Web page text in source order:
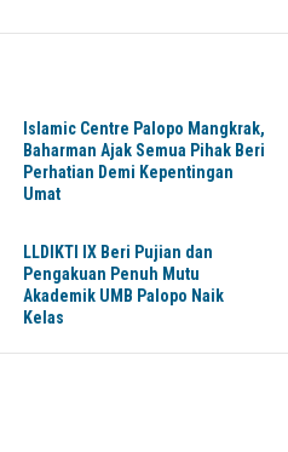
Islamic Centre Palopo Mangkrak,
Baharman Ajak Semua Pihak Beri
Perhatian Demi Kepentingan
Umat
LLDIKTI IX Beri Pujian dan
Pengakuan Penuh Mutu
Akademik UMB Palopo Naik
Kelas